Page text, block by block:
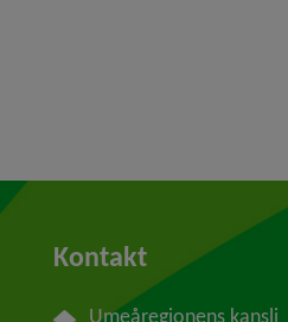
Kontakt
Umeåregionens kansli